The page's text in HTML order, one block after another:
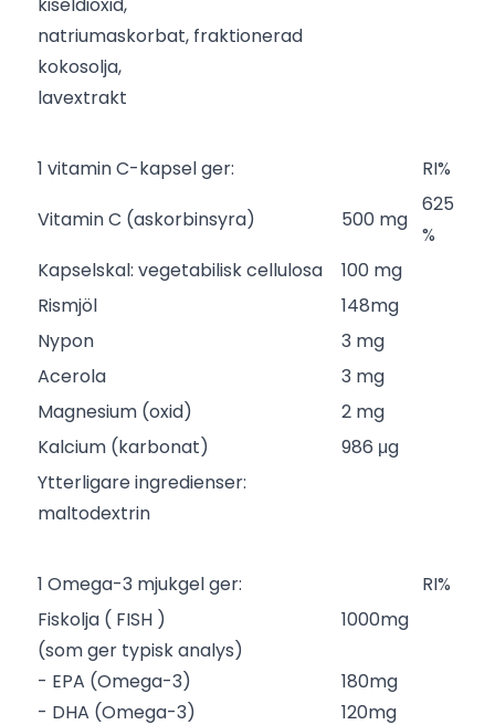
natriumaskorbat, fraktionerad
kokosolja,
lavextrakt
1 vitamin C-kapsel ger:
RI%
Vitamin C (askorbinsyra)
500 mg
625
%
Kapselskal: vegetabilisk cellulosa
100 mg
Rismjöl
148mg
Nypon
3 mg
Acerola
3 mg
Magnesium (oxid)
2 mg
Kalcium (karbonat)
986 μg
Ytterligare ingredienser:
maltodextrin
1 Omega-3 mjukgel ger:
RI%
Fiskolja ( FISH )
(som ger typisk analys)
- EPA (Omega-3)
- DHA (Omega-3)
1000mg
180mg
120mg